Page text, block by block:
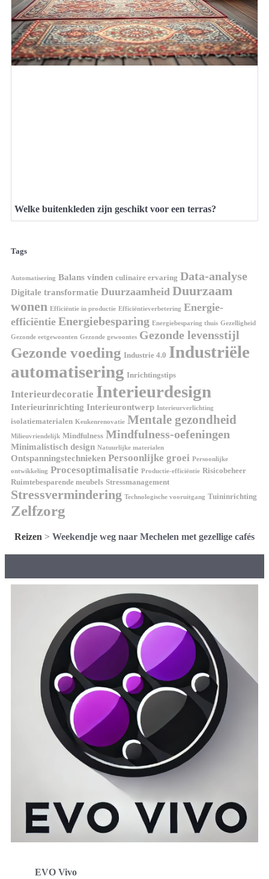
Welke buitenkleden zijn geschikt voor een terras?
Tags
Automatisering Balans vinden culinaire ervaring Data-analyse
Digitale transformatie Duurzaamheid Duurzaam
wonen Efficiëntie in productie Efficiëntieverbetering Energie-
efficiëntie Energiebesparing Energiebesparing thuis Gezelligheid
Gezonde eetgewoonten Gezonde gewoontes Gezonde levensstijl
Gezonde voeding Industrie 4.0 Industriële
automatisering Inrichtingstips
Interieurdecoratie Interieurdesign
Interieurinrichting Interieurontwerp Interieurverlichting
isolatiematerialen Keukenrenovatie Mentale gezondheid
Milieuvriendelijk Mindfulness Mindfulness-oefeningen
Minimalistisch design Natuurlijke materialen
Ontspanningstechnieken Persoonlijke groei Persoonlijke
ontwikkeling Procesoptimalisatie Productie-efficiëntie Risicobeheer
Ruimtebesparende meubels Stressmanagement
Stressvermindering Technologische vooruitgang Tuininrichting
Zelfzorg
Reizen > Weekendje weg naar Mechelen met gezellige cafés
EVO Vivo